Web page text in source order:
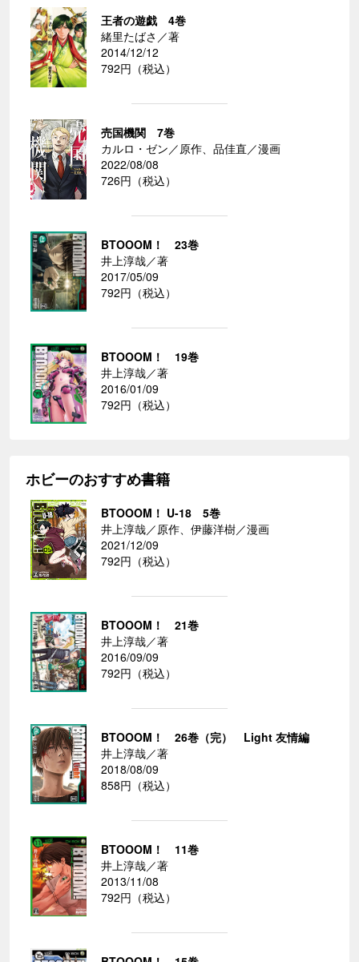
王者の遊戯 4巻
緒里たばさ／著
2014/12/12
792円（税込）
売国機関 7巻
カルロ・ゼン／原作、品佳直／漫画
2022/08/08
726円（税込）
BTOOOM！ 23巻
井上淳哉／著
2017/05/09
792円（税込）
BTOOOM！ 19巻
井上淳哉／著
2016/01/09
792円（税込）
ホビーのおすすめ書籍
BTOOOM！ U-18 5巻
井上淳哉／原作、伊藤洋樹／漫画
2021/12/09
792円（税込）
BTOOOM！ 21巻
井上淳哉／著
2016/09/09
792円（税込）
BTOOOM！ 26巻（完） Light 友情編
井上淳哉／著
2018/08/09
858円（税込）
BTOOOM！ 11巻
井上淳哉／著
2013/11/08
792円（税込）